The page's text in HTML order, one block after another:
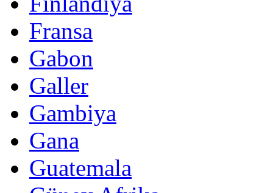
Fransa
Gabon
Galler
Gambiya
Gana
Guatemala